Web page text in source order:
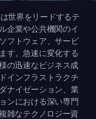
世界をリードするテ
企業や公共機関のイ
フトウェア、サービ
す。急速に変化する
の迅速なビジネス成
インフラストラクチ
ナイゼーション、業
ンにおける深い専門
雑なテクノロジー資